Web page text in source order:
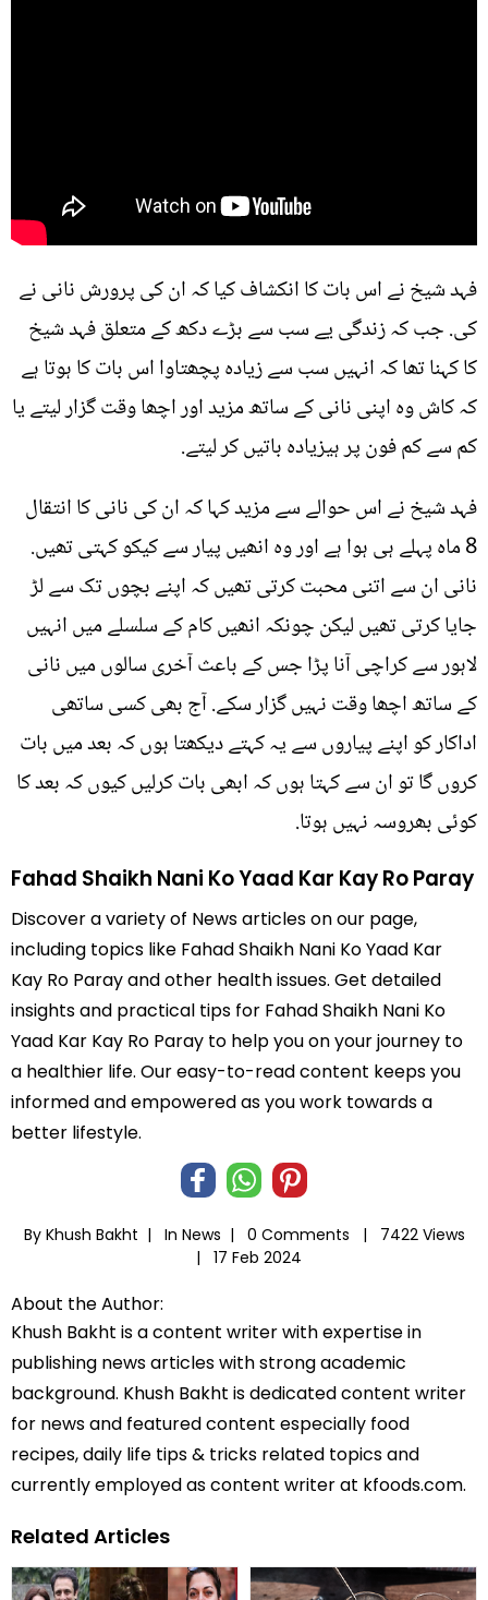
فہد شیخ نے اس بات کا انکشاف کیا کہ ان کی پرورش نانی نے
کی. جب کہ زندگی یے سب سے بڑے دکھ کے متعلق فہد شیخ
کا کہنا تھا کہ انہیں سب سے زیادہ پچھتاوا اس بات کا ہوتا ہے
کہ کاش وہ اپنی نانی کے ساتھ مزید اور اچھا وقت گزار لیتے یا
کم سے کم فون پر ہیزیادہ باتیں کر لیتے.
فہد شیخ نے اس حوالے سے مزید کہا کہ ان کی نانی کا انتقال
8 ماہ پہلے ہی ہوا ہے اور وہ انھیں پیار سے کیکو کہتی تھیں.
نانی ان سے اتنی محبت کرتی تھیں کہ اپنے بچوں تک سے لڑ
جایا کرتی تھیں لیکن چونکہ انھیں کام کے سلسلے میں انہیں
لاہور سے کراچی آنا پڑا جس کے باعث آخری سالوں میں نانی
کے ساتھ اچھا وقت نہیں گزار سکے. آج بھی کسی ساتھی
اداکار کو اپنے پیاروں سے یہ کہتے دیکھتا ہوں کہ بعد میں بات
کروں گا تو ان سے کہتا ہوں کہ ابھی بات کرلیں کیوں کہ بعد کا
کوئی بھروسہ نہیں ہوتا.
Fahad Shaikh Nani Ko Yaad Kar Kay Ro Paray
Discover a variety of News articles on our page,
including topics like Fahad Shaikh Nani Ko Yaad Kar
Kay Ro Paray and other health issues. Get detailed
insights and practical tips for Fahad Shaikh Nani Ko
Yaad Kar Kay Ro Paray to help you on your journey to
a healthier life. Our easy-to-read content keeps you
informed and empowered as you work towards a
better lifestyle.
By Khush Bakht | In News | 0 Comments |
7422 Views
|
17 Feb 2024
About the Author:
Khush Bakht is a content writer with expertise in
publishing news articles with strong academic
background. Khush Bakht is dedicated content writer
for news and featured content especially food
recipes, daily life tips & tricks related topics and
currently employed as content writer at kfoods.com.
Related Articles